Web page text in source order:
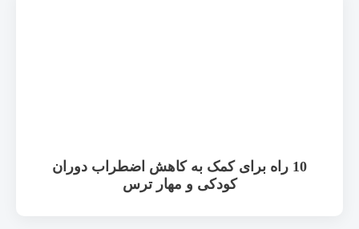
10 راه برای کمک به کاهش اضطراب دوران
کودکی و مهار ترس